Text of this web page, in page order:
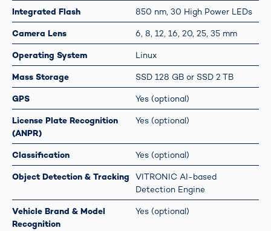
Integrated Flash 850 nm, 30 High Power LEDs
Camera Lens 6, 8, 12, 16, 20, 25, 35 mm
Operating System Linux
Mass Storage SSD 128 GB or SSD 2 TB
GPS Yes (optional)
License Plate Recognition
(ANPR)
Yes (optional)
Classification Yes (optional)
Object Detection & Tracking
VITRONIC AI-based
Detection Engine
Vehicle Brand & Model
Recognition
Yes (optional)